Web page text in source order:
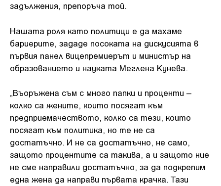
задължения, препоръча той.
Нашата роля като политици е да махаме
бариерите, зададе посоката на дискусията в
първия панел вицепремиерът и министър на
образованието и науката Меглена Кунева.
„Въоръжена съм с много папки и проценти –
колко са жените, които посягат към
предприемачеството, колко са тези, които
посягат към политика, но те не са
достатъчно. И не са достатъчно, не само,
защото процентите са такива, а и защото ние
не сме направили достатъчно, за да подкрепим
една жена да направи първата крачка. Тази